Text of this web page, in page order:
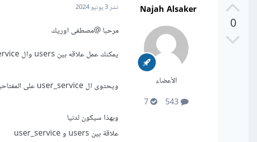
0
Najah Alsaker
الأعضاء
نشر3 يونيو 2024
مرحبا@مصطفى اوريك
يمكنك عمل علاقه بين users وال service ونسميه مثلا user_service
ويحتوى ال user_service على المفتاحين الأساسيين لكل منهما( users_id و services_id )
وبهذا سيكون لدنيا
علاقة بين users و user_service